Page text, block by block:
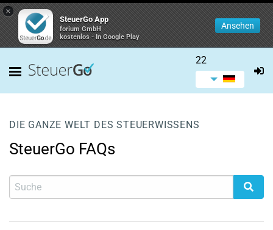
×
SteuerGo App
forium GmbH
kostenlos - In Google Play
Ansehen
22
DIE GANZE WELT DES STEUERWISSENS
SteuerGo FAQs